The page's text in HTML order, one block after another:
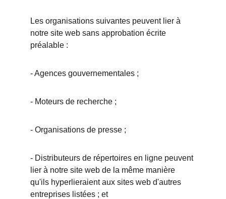
Les organisations suivantes peuvent lier à
notre site web sans approbation écrite
préalable :
- Agences gouvernementales ;
- Moteurs de recherche ;
- Organisations de presse ;
- Distributeurs de répertoires en ligne peuvent
lier à notre site web de la même manière
qu'ils hyperlieraient aux sites web d'autres
entreprises listées ; et